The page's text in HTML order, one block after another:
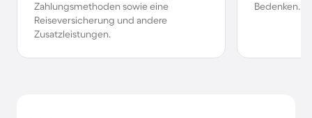
Zahlungsmethoden sowie eine
Reiseversicherung und andere
Zusatzleistungen.
Bedenken.